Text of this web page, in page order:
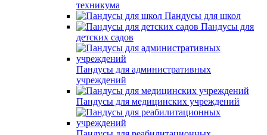
техникума
Пандусы для школ
Пандусы для
детских садов
Пандусы для административных
учреждений
Пандусы для медицинских учреждений